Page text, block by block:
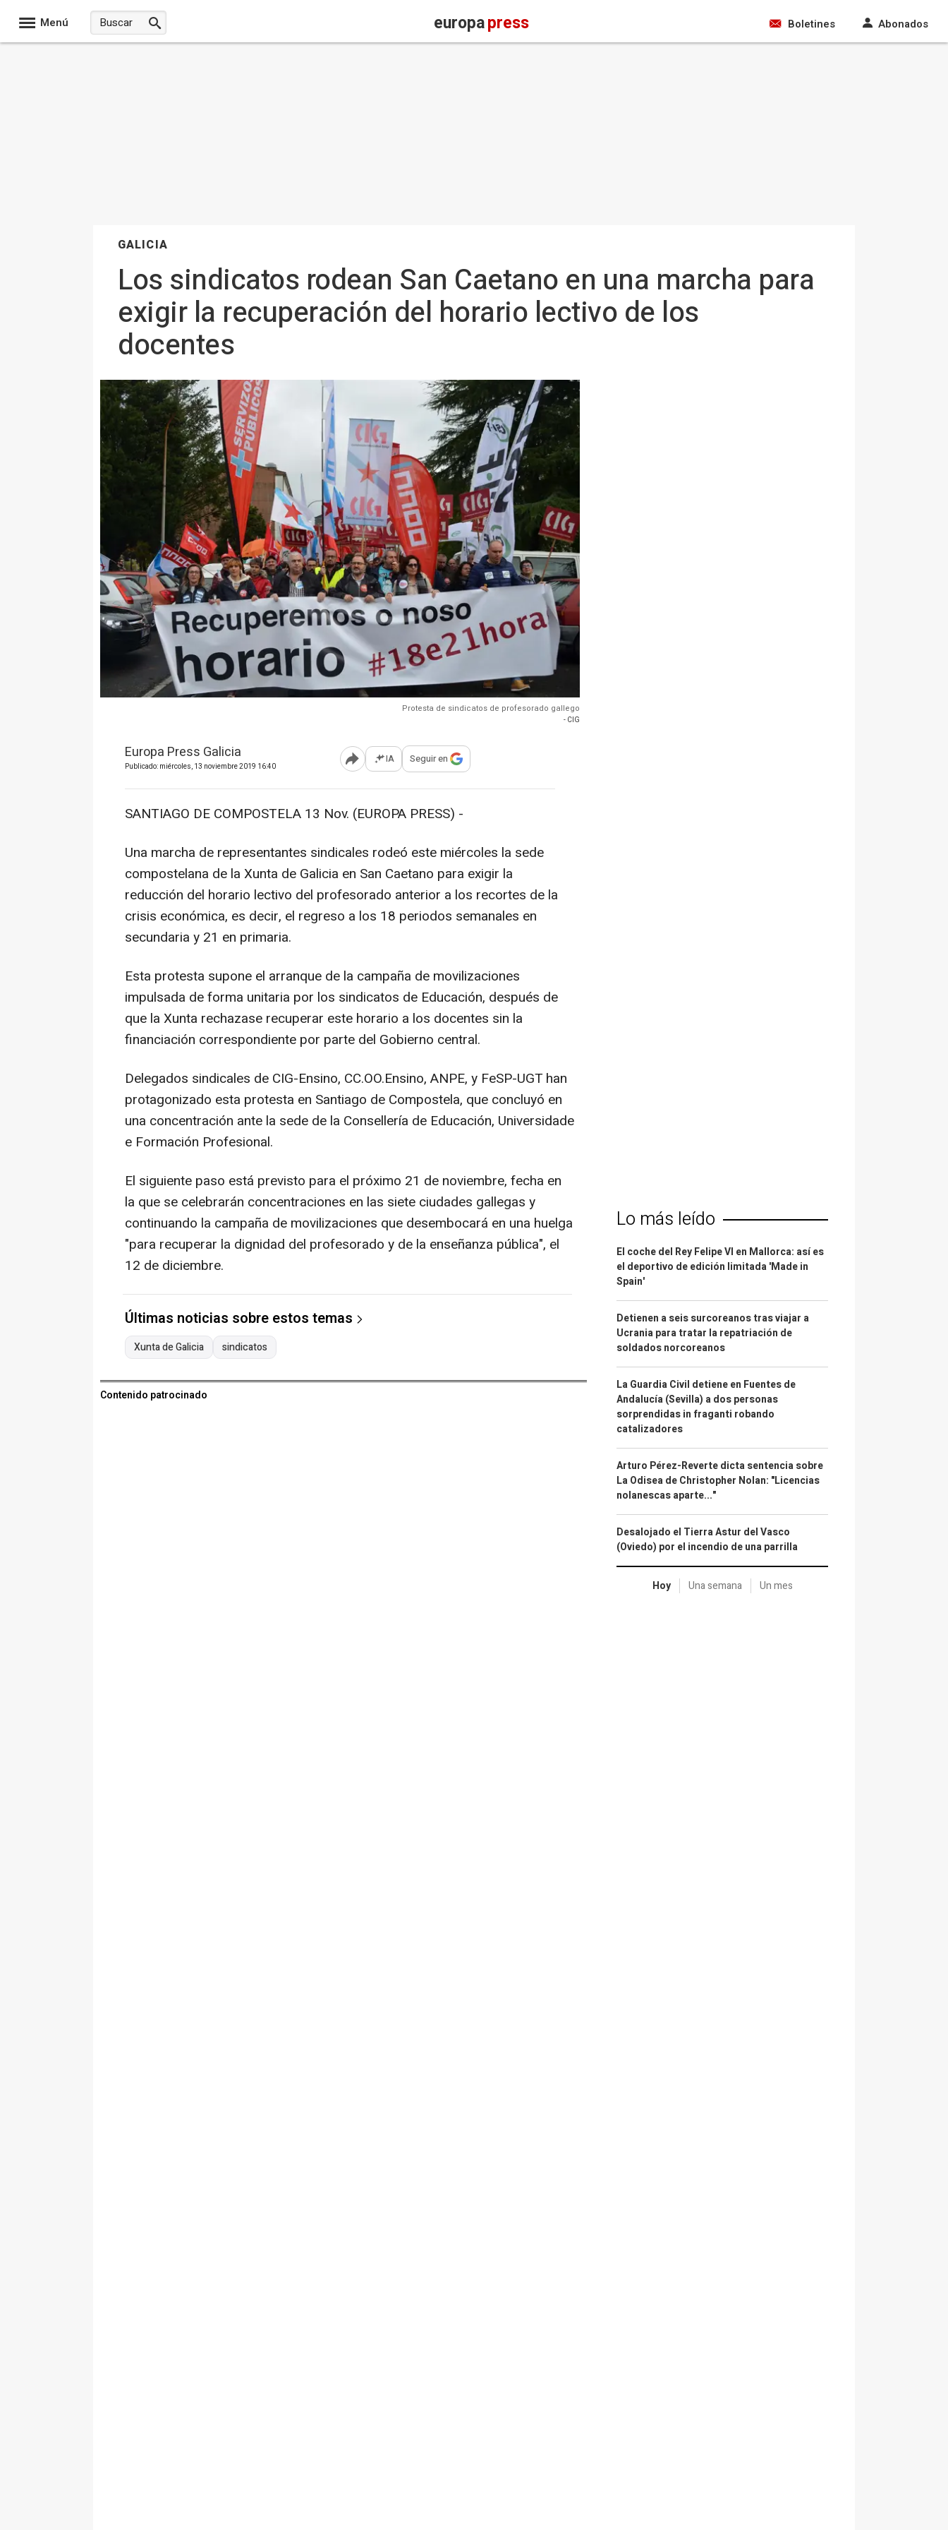
Menú europapress Boletines Abonados
GALICIA
Los sindicatos rodean San Caetano en una marcha para
exigir la recuperación del horario lectivo de los
docentes
Protesta de sindicatos de profesorado gallego
- CIG
Europa Press Galicia
Publicado: miércoles, 13 noviembre 2019 16:40 Abrir opciones para compartir
IA Seguir en
SANTIAGO DE COMPOSTELA 13 Nov. (EUROPA PRESS) -
Una marcha de representantes sindicales rodeó este miércoles la sede
compostelana de la Xunta de Galicia en San Caetano para exigir la
reducción del horario lectivo del profesorado anterior a los recortes de la
crisis económica, es decir, el regreso a los 18 periodos semanales en
secundaria y 21 en primaria.
Esta protesta supone el arranque de la campaña de movilizaciones
impulsada de forma unitaria por los sindicatos de Educación, después de
que la Xunta rechazase recuperar este horario a los docentes sin la
financiación correspondiente por parte del Gobierno central.
Delegados sindicales de CIG-Ensino, CC.OO.Ensino, ANPE, y FeSP-UGT han
protagonizado esta protesta en Santiago de Compostela, que concluyó en
una concentración ante la sede de la Consellería de Educación, Universidade
e Formación Profesional.
El siguiente paso está previsto para el próximo 21 de noviembre, fecha en
la que se celebrarán concentraciones en las siete ciudades gallegas y
continuando la campaña de movilizaciones que desembocará en una huelga
"para recuperar la dignidad del profesorado y de la enseñanza pública", el
12 de diciembre.
Últimas noticias sobre estos temas
Xunta de Galicia sindicatos
Contenido patrocinado
Lo más leído
El coche del Rey Felipe VI en Mallorca: así es
el deportivo de edición limitada 'Made in
Spain'
Detienen a seis surcoreanos tras viajar a
Ucrania para tratar la repatriación de
soldados norcoreanos
La Guardia Civil detiene en Fuentes de
Andalucía (Sevilla) a dos personas
sorprendidas in fraganti robando
catalizadores
Arturo Pérez-Reverte dicta sentencia sobre
La Odisea de Christopher Nolan: "Licencias
nolanescas aparte..."
Desalojado el Tierra Astur del Vasco
(Oviedo) por el incendio de una parrilla
Hoy Una semana Un mes